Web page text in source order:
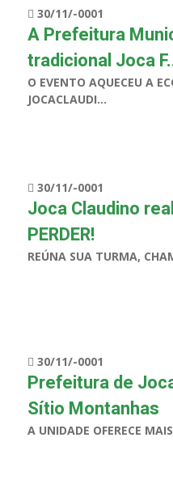
30/11/-0001
A Prefeitura
tradicional Joca
O EVENTO AQUECEU A
JOCACLAUDI...
30/11/-0001
Joca Claudino
PERDER!
REÚNA SUA TURMA,
30/11/-0001
Prefeitura de
Sítio Montanhas
A UNIDADE OFERECE